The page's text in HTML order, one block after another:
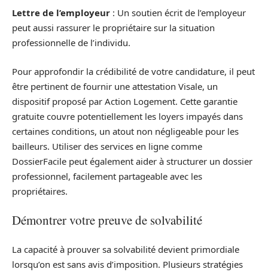
Lettre de l’employeur : Un soutien écrit de l’employeur
peut aussi rassurer le propriétaire sur la situation
professionnelle de l’individu.
Pour approfondir la crédibilité de votre candidature, il peut
être pertinent de fournir une attestation Visale, un
dispositif proposé par Action Logement. Cette garantie
gratuite couvre potentiellement les loyers impayés dans
certaines conditions, un atout non négligeable pour les
bailleurs. Utiliser des services en ligne comme
DossierFacile peut également aider à structurer un dossier
professionnel, facilement partageable avec les
propriétaires.
Démontrer votre preuve de solvabilité
La capacité à prouver sa solvabilité devient primordiale
lorsqu’on est sans avis d’imposition. Plusieurs stratégies